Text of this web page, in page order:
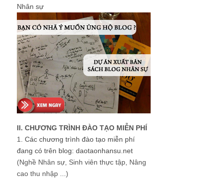
Nhân sự
II. CHƯƠNG TRÌNH ĐÀO TẠO MIỄN PHÍ
1. Các chương trình đào tạo miễn phí
đang có trên blog: daotaonhansu.net
(Nghề Nhân sự, Sinh viên thực tập, Nâng
cao thu nhập ...)